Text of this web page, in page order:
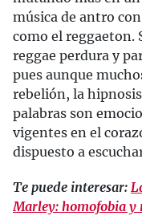
música de antro
como el reggaeton.
reggae perdura y
pues aunque
rebelión, la
palabras son
vigentes en el
dispuesto a
Te puede interesar:
Marley: homofobia y